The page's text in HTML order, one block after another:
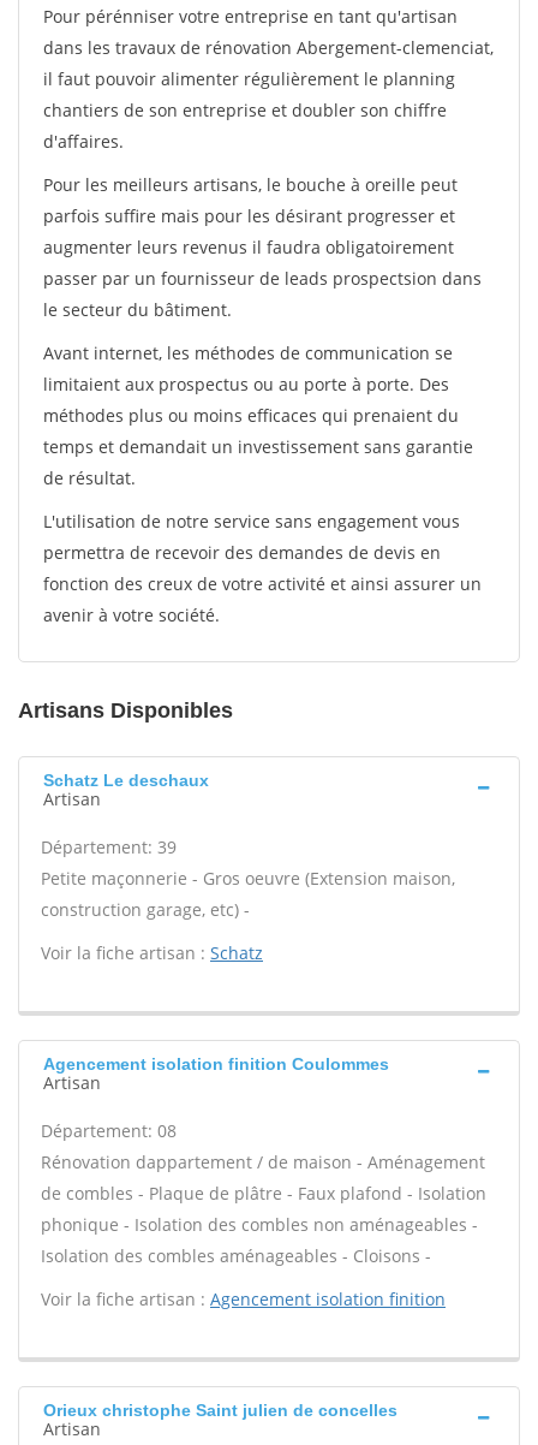
Pour pérénniser votre entreprise en tant qu'artisan
dans les travaux de rénovation Abergement-clemenciat,
il faut pouvoir alimenter régulièrement le planning
chantiers de son entreprise et doubler son chiffre
d'affaires.
Pour les meilleurs artisans, le bouche à oreille peut
parfois suffire mais pour les désirant progresser et
augmenter leurs revenus il faudra obligatoirement
passer par un fournisseur de leads prospectsion dans
le secteur du bâtiment.
Avant internet, les méthodes de communication se
limitaient aux prospectus ou au porte à porte. Des
méthodes plus ou moins efficaces qui prenaient du
temps et demandait un investissement sans garantie
de résultat.
L'utilisation de notre service sans engagement vous
permettra de recevoir des demandes de devis en
fonction des creux de votre activité et ainsi assurer un
avenir à votre société.
Artisans Disponibles
Schatz Le deschaux
Artisan
Département: 39
Petite maçonnerie - Gros oeuvre (Extension maison,
construction garage, etc) -
Voir la fiche artisan : Schatz
Agencement isolation finition Coulommes
Artisan
Département: 08
Rénovation dappartement / de maison - Aménagement
de combles - Plaque de plâtre - Faux plafond - Isolation
phonique - Isolation des combles non aménageables -
Isolation des combles aménageables - Cloisons -
Voir la fiche artisan : Agencement isolation finition
Orieux christophe Saint julien de concelles
Artisan